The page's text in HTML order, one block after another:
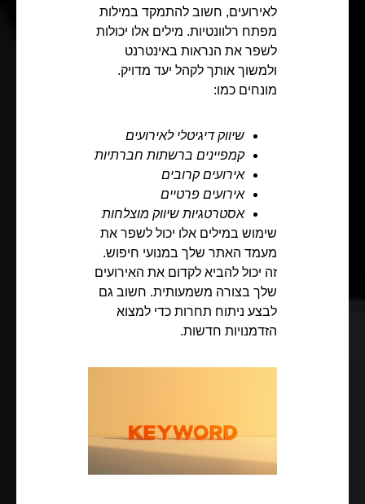
לאירועים, חשוב להתמקד במילות
מפתח רלוונטיות. מילים אלו יכולות
לשפר את הנראות באינטרנט
ולמשוך אותך לקהל יעד מדויק.
מונחים כמו:
שיווק דיגיטלי לאירועים
קמפיינים ברשתות חברתיות
אירועים קרובים
אירועים פרטיים
אסטרטגיות שיווק מוצלחות
שימוש במילים אלו יכול לשפר את
מעמד האתר שלך במנועי חיפוש.
זה יכול להביא לקדום את האירועים
שלך בצורה משמעותית. חשוב גם
לבצע ניתוח תחרות כדי למצוא
הזדמנויות חדשות.